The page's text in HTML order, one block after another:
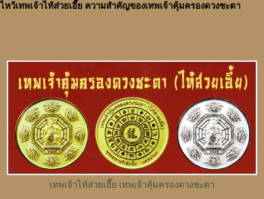
ไหว้เทพเจ้าไท้ส่วยเอี๊ย ความสำคัญของเทพเจ้าคุ้มครองดวงชะตา
เทพเจ้าไท้ส่วยเอี๊ย เทพเจ้าคุ้มครองดวงชะตา